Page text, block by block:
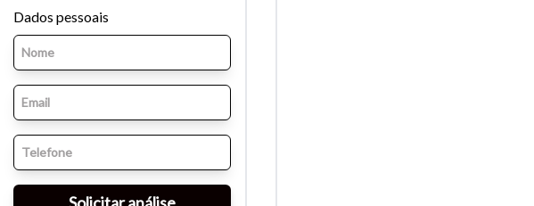
Dados pessoais